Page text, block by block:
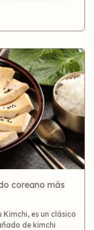
coreano más
es un clásico
de kimchi